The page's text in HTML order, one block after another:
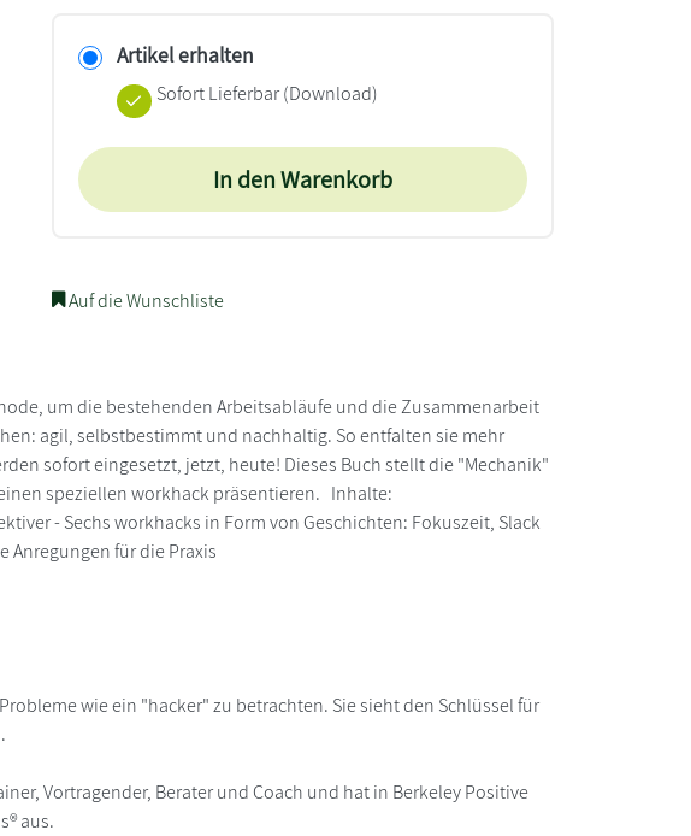
Artikel erhalten
Sofort Lieferbar (Download)
In den Warenkorb
Auf die Wunschliste
um die bestehenden Arbeitsabläufe und die Zusammenarbeit
agil, selbstbestimmt und nachhaltig. So entfalten sie mehr
sofort eingesetzt, jetzt, heute! Dieses Buch stellt die "Mechanik"
speziellen workhack präsentieren. Inhalte:
- Sechs workhacks in Form von Geschichten: Fokuszeit, Slack
Anregungen für die Praxis
wie ein "hacker" zu betrachten. Sie sieht den Schlüssel für
Vortragender, Berater und Coach und hat in Berkeley Positive
aus.